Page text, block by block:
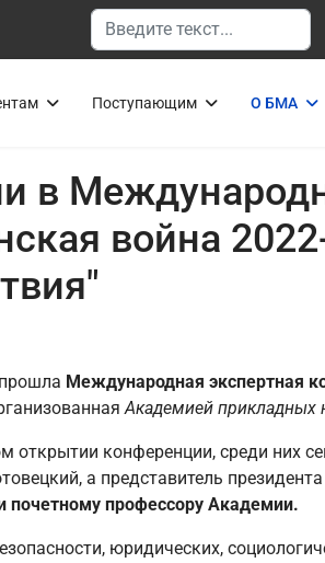
Поиск
Поступающим О БМА
в
война
Международная экспертная
Академией прикладных
открытии конференции, среди них
а представитель
почетному профессору Aкадемии.
юридических,